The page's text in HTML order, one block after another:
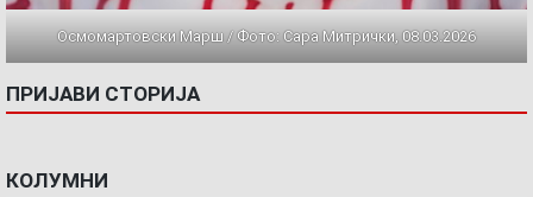
Осмомартовски Марш / Фото: Сара Митрички, 08.03.2026
ПРИЈАВИ СТОРИЈА
КОЛУМНИ